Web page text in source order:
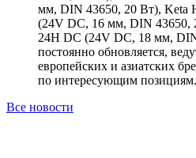
мм, DIN 43650, 20 Вт), Keta
(24V DC, 16 мм, DIN 43650,
24H DC (24V DC, 18 мм,
постоянно обновляется,
европейских и азиатских
по интересующим позициям.
Все новости